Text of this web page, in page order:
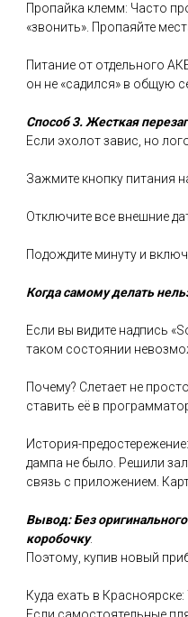
Пропайка клемм: Часто
«звонить». Пропаяйте
Питание от отдельного
он не «садился» в общую
Способ 3. Жесткая
Если эхолот завис, но
Зажмите кнопку питания
Отключите все внешние
Подождите минуту и
Когда самому делать
Если вы видите надпись
таком состоянии
Почему? Слетает не
ставить её в
История-
дампа не было. Решили
связь с приложением.
Вывод: Без
коробочку.
Поэтому, купив новый
Куда ехать в